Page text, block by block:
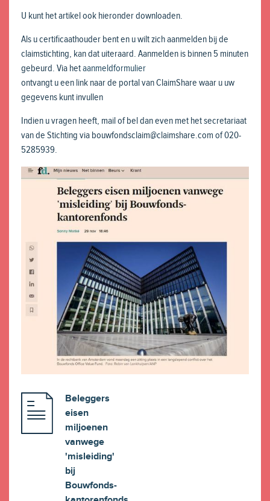
U kunt het artikel ook hieronder downloaden.
Als u certificaathouder bent en u wilt zich aanmelden bij de
claimstichting, kan dat uiteraard. Aanmelden is binnen 5 minuten
gebeurd. Via hetaanmeldformulier
ontvangt u een link naar de portal van ClaimShare waar u uw
gegevens kunt invullen
Indien u vragen heeft, mail of bel dan even met het secretariaat
van de Stichting via bouwfondsclaim@claimshare.com of 020-
5285939.
Beleggers
eisen
miljoenen
vanwege
'misleiding'
bij
Bouwfonds-